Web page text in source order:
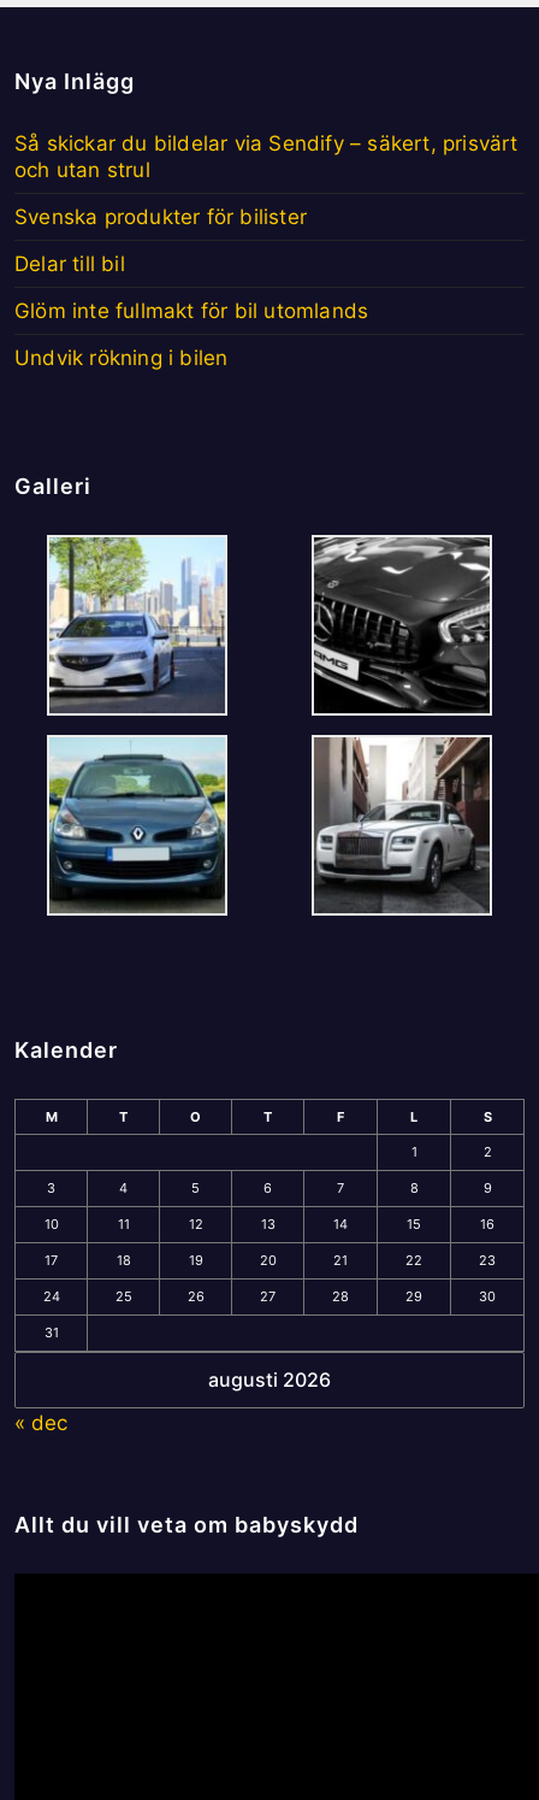
Nya Inlägg
Så skickar du bildelar via Sendify – säkert, prisvärt
och utan strul
Svenska produkter för bilister
Delar till bil
Glöm inte fullmakt för bil utomlands
Undvik rökning i bilen
Galleri
Kalender
augusti 2026
M T O T F L S
1 2
3 4 5 6 7 8 9
10 11 12 13 14 15 16
17 18 19 20 21 22 23
24 25 26 27 28 29 30
31
« dec
Allt du vill veta om babyskydd